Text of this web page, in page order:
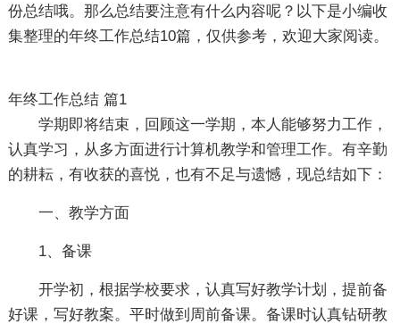
份总结哦。那么总结要注意有什么内容呢？以下是小编收
集整理的年终工作总结10篇，仅供参考，欢迎大家阅读。
年终工作总结 篇1
学期即将结束，回顾这一学期，本人能够努力工作，
认真学习，从多方面进行计算机教学和管理工作。有辛勤
的耕耘，有收获的喜悦，也有不足与遗憾，现总结如下：
一、教学方面
1、备课
开学初，根据学校要求，认真写好教学计划，提前备
好课，写好教案。平时做到周前备课。备课时认真钻研教